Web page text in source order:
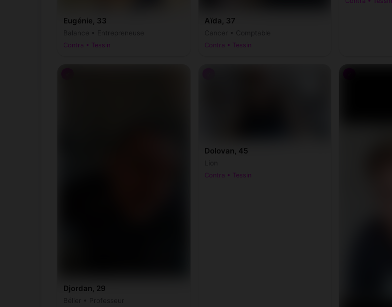
Eugénie, 33
Contra • Tessin
Aïda, 37
Contra • Tessin
Djordan, 29
Dolovan, 45
Contra • Tessin